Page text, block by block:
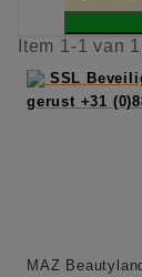
Item 1-1 van
SSL
gerust +31
MAZ